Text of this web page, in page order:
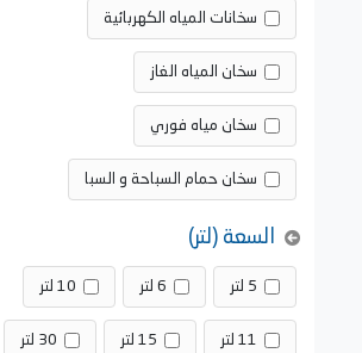
سخانات المياه الكهربائية
سخان المياه الغاز
سخان مياه فوري
سخان حمام السباحة و السبا
السعة (لتر)
5 لتر 6 لتر 10 لتر
11 لتر 15 لتر 30 لتر